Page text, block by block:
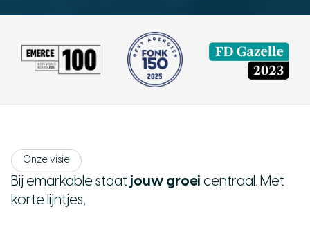
Onze visie
Bij emarkablestaat jouw groei centraal. Met
kortelijntjes,